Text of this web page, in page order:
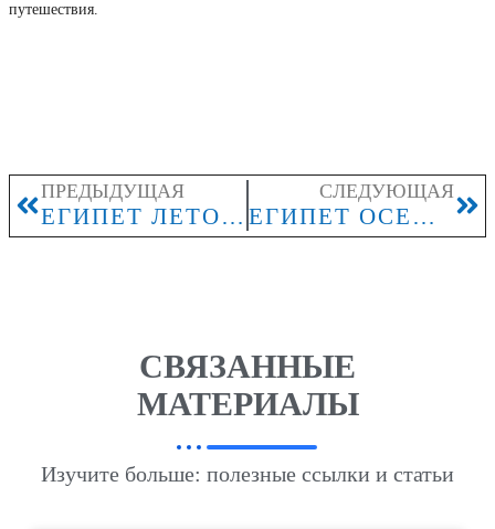
путешествия.
ПРЕДЫДУЩАЯ
ЕГИПЕТ ЛЕТОМ: ГДЕ МОРЕ СПОКОЙНЕЕ И КОМФОРТНЕЕ ДЛЯ КУПАНИЯ
СЛЕДУЮЩАЯ
ЕГИПЕТ ОСЕНЬЮ: В КАКИХ КУРОРТАХ ЖАРА ПЕРЕНОСИТСЯ ЛЕГЧЕ
СВЯЗАННЫЕ
МАТЕРИАЛЫ
Изучите больше: полезные ссылки и статьи